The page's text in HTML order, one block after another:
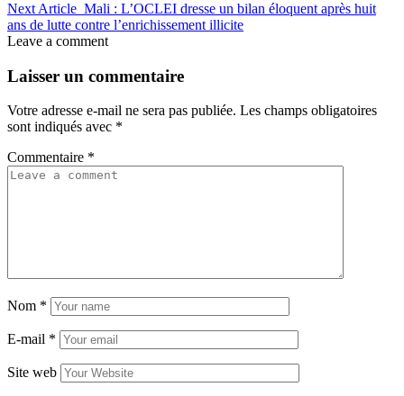
Next Article Mali : L’OCLEI dresse un bilan éloquent après huit
ans de lutte contre l’enrichissement illicite
Leave a comment
Laisser un commentaire
Votre adresse e-mail ne sera pas publiée. Les champs obligatoires
sont indiqués avec *
Commentaire *
Nom *
E-mail *
Site web